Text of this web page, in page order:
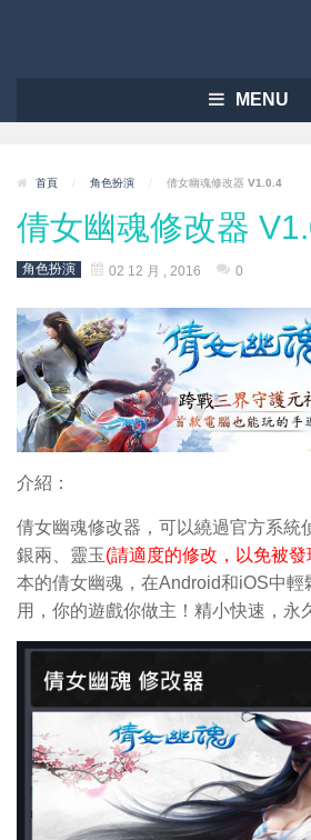
MENU
首頁 / 角色扮演 / 倩女幽魂修改器 V1.0.4
倩女幽魂修改器
角色扮演 02 12 月 , 2016 0
介紹：
倩女幽魂修改器，可以繞過官方系統
銀兩、靈玉(請適度的修改，以免被發
本的倩女幽魂，在Android和iOS中輕
用，你的遊戲你做主！精小快速，永